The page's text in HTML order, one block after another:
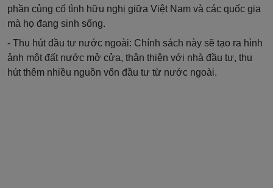
phần củng cố tình hữu nghị giữa Việt Nam và các quốc gia
mà họ đang sinh sống.
- Thu hút đầu tư nước ngoài: Chính sách này sẽ tạo ra hình
ảnh một đất nước mở cửa, thân thiện với nhà đầu tư, thu
hút thêm nhiều nguồn vốn đầu tư từ nước ngoài.